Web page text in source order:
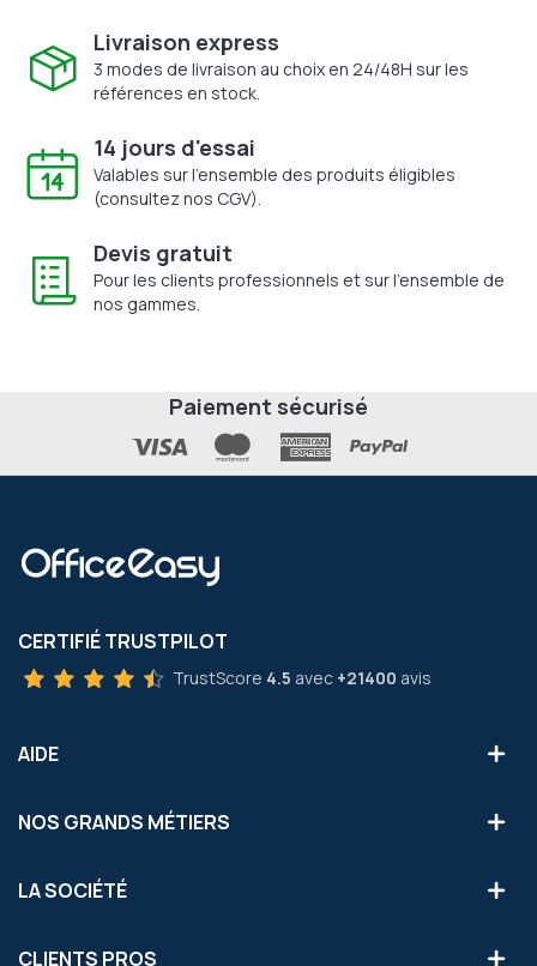
Livraison express
3 modes de livraison au choix en 24/48H sur les
références en stock.
14 jours d'essai
Valables sur l'ensemble des produits éligibles
(consultez nos CGV).
Devis gratuit
Pour les clients professionnels et sur l'ensemble de
nos gammes.
Paiement sécurisé
CERTIFIÉ TRUSTPILOT
TrustScore 4.5 avec +21400 avis
AIDE
NOS GRANDS MÉTIERS
LA SOCIÉTÉ
CLIENTS PROS